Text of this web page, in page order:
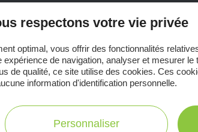
pas notre newsletter
Toutes les infos
respectons votre vie privée
optimal, vous offrir des fonctionnalités
de navigation, analyser et mesurer le
de qualité, ce site utilise des cookies. Ces
information d'identification personnelle.
Personnaliser